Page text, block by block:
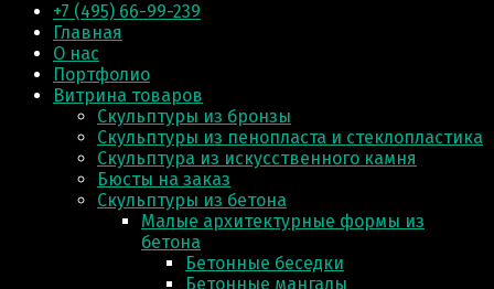
+7 (495) 66-99-239
Главная
О нас
Портфолио
Витрина товаров
Скульптуры из бронзы
Скульптуры из пенопласта и стеклопластика
Скульптура из искусственного камня
Бюсты на заказ
Скульптуры из бетона
Малые архитектурные формы из
бетона
Бетонные беседки
Бетонные мангалы